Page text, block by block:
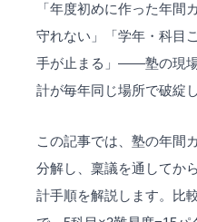
「年度初めに作った年間
守れない」「学年・科目
手が止まる」――塾の現
計が毎年同じ場所で破綻し
この記事では、塾の年間
分解し、稟議を通してか
計手順を解説します。比